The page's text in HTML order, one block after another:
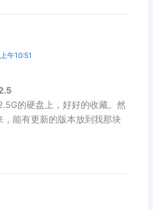
午10:51
的硬盘上，好好的收藏。然
，能有更新的版本放到我那块